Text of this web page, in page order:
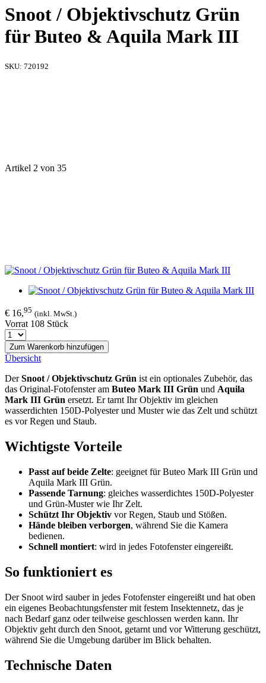
Snoot / Objektivschutz Grün
für Buteo & Aquila Mark III
SKU: 720192
Artikel 2 von 35
€ 16,95 (inkl. MwSt.)
Vorrat 108 Stück
Zum Warenkorb hinzufügen
Übersicht
DerSnoot / Objektivschutz Grün ist ein optionales Zubehör, das
das Original-Fotofenster am Buteo Mark III Grün und Aquila
Mark III Grün ersetzt. Er tarnt Ihr Objektiv im gleichen
wasserdichten 150D-Polyester und Muster wie das Zelt und schützt
es vor Regen und Staub.
Wichtigste Vorteile
Passt auf beide Zelte: geeignet für Buteo Mark III Grün und
Aquila Mark III Grün.
Passende Tarnung: gleiches wasserdichtes 150D-Polyester
und Grün-Muster wie Ihr Zelt.
Schützt Ihr Objektiv vor Regen, Staub und Stößen.
Hände bleiben verborgen, während Sie die Kamera
bedienen.
Schnell montiert: wird in jedes Fotofenster eingereißt.
So funktioniert es
Der Snoot wird sauber in jedes Fotofenster eingereißt und hat oben
ein eigenes Beobachtungsfenster mit festem Insektennetz, das je
nach Bedarf ganz oder teilweise geschlossen werden kann. Ihr
Objektiv geht durch den Snoot, getarnt und vor Witterung geschützt,
während Sie die Umgebung darüber im Blick behalten.
Technische Daten